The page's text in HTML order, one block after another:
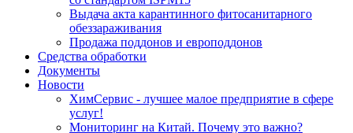
Выдача акта карантинного фитосанитарного
обеззараживания
Продажа поддонов и европоддонов
Средства обработки
Документы
Новости
ХимСервис - лучшее малое предприятие в сфере
услуг!
Мониторинг на Китай. Почему это важно?